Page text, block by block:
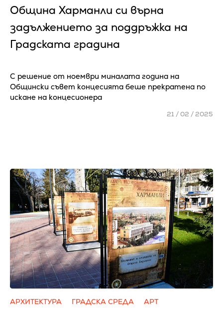
Община Харманли си върна
задължението за поддръжка на
Градската градина
С решение от ноември миналата година на
Общински съвет концесията беше прекратена по
искане на концесионера
21 / 02 / 2025
АРХИТЕКТУРА ГРАДСКА СРЕДА АРТ